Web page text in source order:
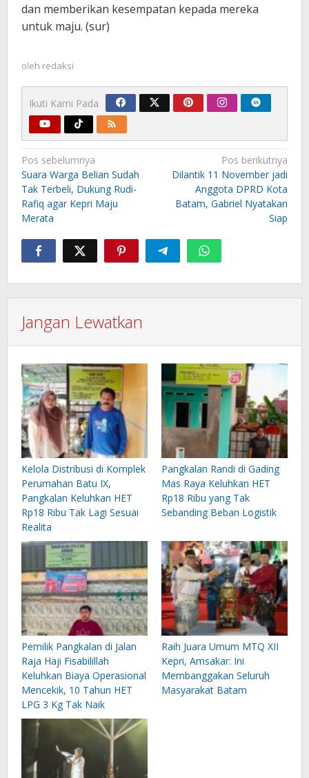
dan memberikan kesempatan kepada mereka
untuk maju. (sur)
oleh redaksi
Ikuti Kami Pada
Navigasi
pos
Pos sebelumnya
Suara Warga Belian Sudah
Tak Terbeli, Dukung Rudi-
Rafiq agar Kepri Maju
Merata
Pos berikutnya
Dilantik 11 November jadi
Anggota DPRD Kota
Batam, Gabriel Nyatakan
Siap
Jangan Lewatkan
Kelola Distribusi di Komplek
Perumahan Batu IX,
Pangkalan Keluhkan HET
Rp18 Ribu Tak Lagi Sesuai
Realita
Pangkalan Randi di Gading
Mas Raya Keluhkan HET
Rp18 Ribu yang Tak
Sebanding Beban Logistik
Pemilik Pangkalan di Jalan
Raja Haji Fisabilillah
Keluhkan Biaya Operasional
Mencekik, 10 Tahun HET
LPG 3 Kg Tak Naik
Raih Juara Umum MTQ XII
Kepri, Amsakar: Ini
Membanggakan Seluruh
Masyarakat Batam